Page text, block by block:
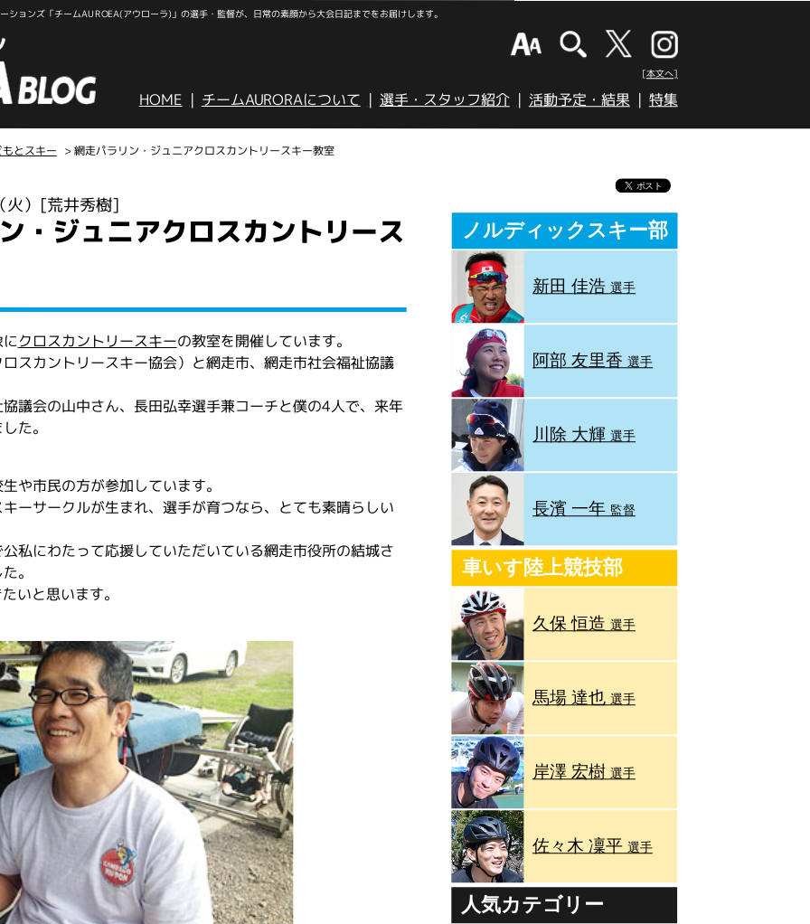
ョンズ「チームAUROEA(アウローラ)」の選手・監督が、日常の素顔から大会日記までをお届けします。
[本文へ]
HOME チームAURORAについて 選手・スタッフ紹介 活動予定・結果 特集
とスキー > 網走パラリン・ジュニアクロスカントリースキー教室
） [荒井秀樹]
・ジュニアクロスカントリース
クロスカントリースキーの教室を開催しています。
スカントリースキー協会）と網走市、網走市社会福祉協議
議会の山中さん、長田弘幸選手兼コーチと僕の4人で、来年
た。
や市民の方が参加しています。
ーサークルが生まれ、選手が育つなら、とても素晴らしい
私にわたって応援していただいている網走市役所の結城さ
。
いと思います。
ノルディックスキー部
新田 佳浩選手
阿部 友里香選手
川除 大輝選手
長濱 一年 監督
車いす陸上競技部
久保 恒造 選手
馬場 達也 選手
岸澤 宏樹 選手
佐々木 凜平 選手
人気カテゴリー